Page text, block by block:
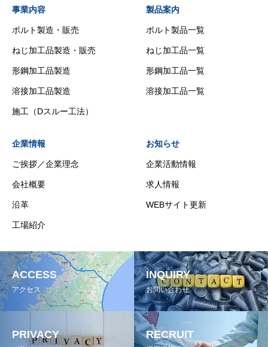
事業内容
ボルト製造・販売
ねじ加工品製造・販売
形鋼加工品製造
溶接加工品製造
施工（Dスルー工法）
製品案内
ボルト製品一覧
ねじ加工品一覧
形鋼加工品一覧
溶接加工品一覧
企業情報
ご挨拶／企業理念
会社概要
沿革
工場紹介
お知らせ
企業活動情報
求人情報
WEBサイト更新
ACCESS
アクセス
INQUIRY
お問い合わせ
PRIVACY RECRUIT